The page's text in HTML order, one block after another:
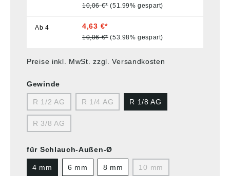
10,06 €* (51.99% gespart)
Ab 4 4,63 €*
10,06 €* (53.98% gespart)
Preise inkl. MwSt. zzgl. Versandkosten
Gewinde
R 1/2 AG R 1/4 AG R 1/8 AG
R 3/8 AG
für Schlauch-Außen-Ø
4 mm 6 mm 8 mm 10 mm